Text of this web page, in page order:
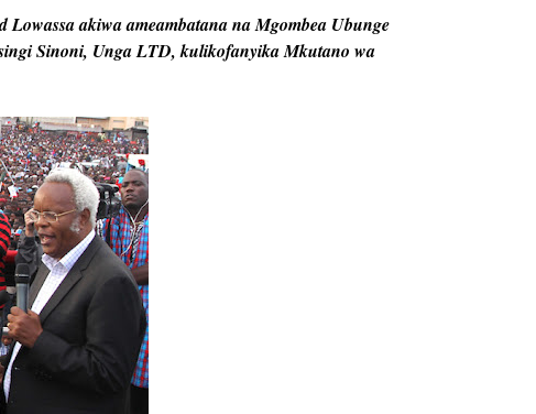
akiwa ameambatana na Mgombea Ubunge
Sinoni, Unga LTD, kulikofanyika Mkutano wa